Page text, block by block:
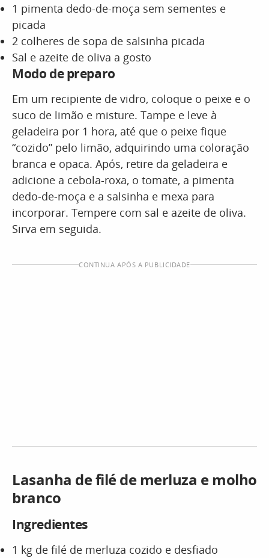
1 pimenta dedo-de-moça sem sementes e
picada
2 colheres de sopa de salsinha picada
Sal e azeite de oliva a gosto
Modo de preparo
Em um recipiente de vidro, coloque o peixe e o
suco de limão e misture. Tampe e leve à
geladeira por 1 hora, até que o peixe fique
“cozido” pelo limão, adquirindo uma coloração
branca e opaca. Após, retire da geladeira e
adicione a cebola-roxa, o tomate, a pimenta
dedo-de-moça e a salsinha e mexa para
incorporar. Tempere com sal e azeite de oliva.
Sirva em seguida.
CONTINUA APÓS A PUBLICIDADE
Lasanha de filé de merluza e molho
branco
Ingredientes
1 kg de filé de merluza cozido e desfiado